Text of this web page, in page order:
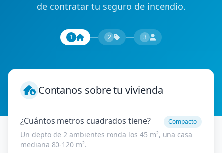
de contratar tu seguro de incendio.
1 2 3
Contanos sobre tu vivienda
¿Cuántos metros cuadrados tiene? Compacto
Un depto de 2 ambientes ronda los 45 m², una casa
mediana 80-120 m².